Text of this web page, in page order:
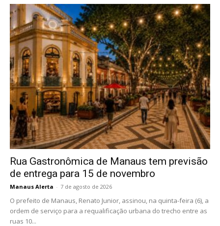
Rua Gastronômica de Manaus tem previsão
de entrega para 15 de novembro
Manaus Alerta - 7 de agosto de 2026
O prefeito de Manaus, Renato Junior, assinou, na quinta-feira (6), a
ordem de serviço para a requalificação urbana do trecho entre as
ruas 10...